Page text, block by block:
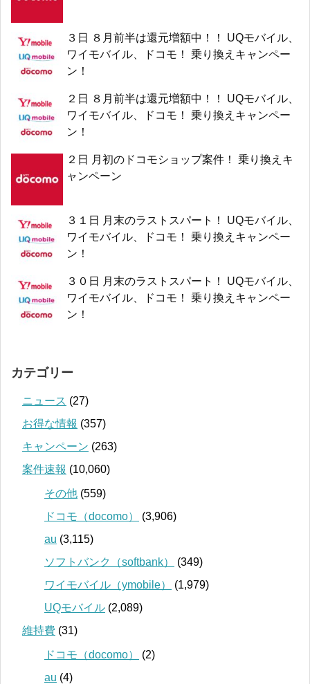
３日 ８月前半は還元増額中！！ UQモバイル、
ワイモバイル、ドコモ！ 乗り換えキャンペー
ン！
２日 ８月前半は還元増額中！！ UQモバイル、
ワイモバイル、ドコモ！ 乗り換えキャンペー
ン！
２日 月初のドコモショップ案件！ 乗り換えキ
ャンペーン
３１日 月末のラストスパート！ UQモバイル、
ワイモバイル、ドコモ！ 乗り換えキャンペー
ン！
３０日 月末のラストスパート！ UQモバイル、
ワイモバイル、ドコモ！ 乗り換えキャンペー
ン！
カテゴリー
ニュース (27)
お得な情報 (357)
キャンペーン (263)
案件速報 (10,060)
その他 (559)
ドコモ（docomo）
(3,906)
au (3,115)
ソフトバンク（softbank）
(349)
ワイモバイル（ymobile）
(1,979)
UQモバイル (2,089)
維持費 (31)
ドコモ（docomo）
(2)
au (4)